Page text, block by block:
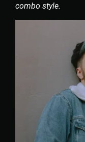
combo style.